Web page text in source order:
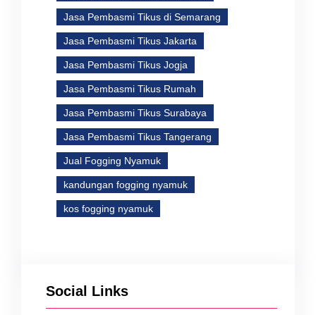
Jasa Pembasmi Tikus di Semarang
Jasa Pembasmi Tikus Jakarta
Jasa Pembasmi Tikus Jogja
Jasa Pembasmi Tikus Rumah
Jasa Pembasmi Tikus Surabaya
Jasa Pembasmi Tikus Tangerang
Jual Fogging Nyamuk
kandungan fogging nyamuk
kos fogging nyamuk
Social Links